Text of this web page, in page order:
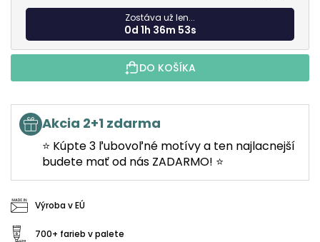
Zostáva už len...
0d 1h 36m 52s
DO KOŠÍKA
Akcia 2+1 zdarma
⭐ Kúpte 3 ľubovoľné motívy a ten najlacnejší
budete mať od nás ZADARMO! ⭐
Výroba v EÚ
700+ farieb v palete